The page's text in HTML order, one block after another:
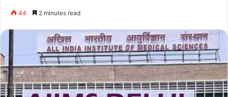
44 2 minutes read